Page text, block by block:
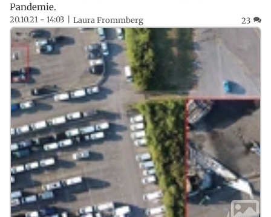
Pandemie.
20.10.21 - 14:03 Laura Frommberg 23